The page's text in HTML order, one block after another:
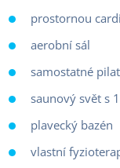
prostornou
aerobní sál
samostatné
saunový svět s
plavecký bazén
vlastní